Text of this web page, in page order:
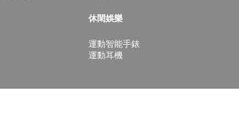
休閑娛樂
運動智能手錶
運動耳機